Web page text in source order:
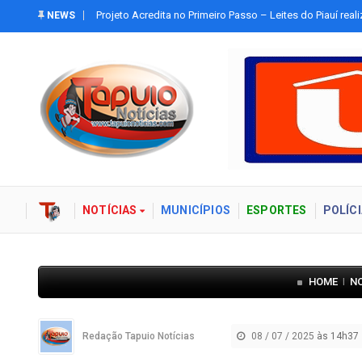
NEWS
Confira a programação do Festejo Religioso de
Assunção
NOTÍCIAS MUNICÍPIOS ESPORTES
HOME
Redação Tapuio Notícias 08 / 07 / 2025 às 14h37